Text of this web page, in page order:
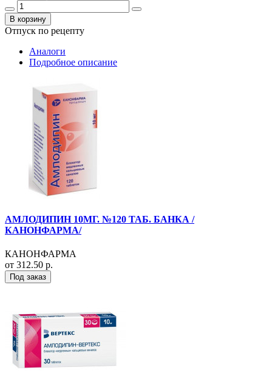
В корзину
Отпуск по рецепту
Аналоги
Подробное описание
АМЛОДИПИН 10МГ. №120 ТАБ. БАНКА /
КАНОНФАРМА/
КАНОНФАРМА
от 312.50 р.
Под заказ